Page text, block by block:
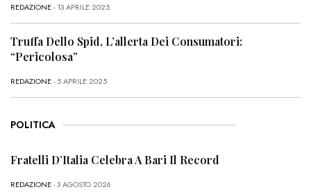
REDAZIONE- 13 APRILE 2025
Truffa Dello Spid, L’allerta Dei Consumatori:
“Pericolosa”
REDAZIONE- 5 APRILE 2025
POLITICA
Fratelli D’Italia Celebra A Bari Il Record
REDAZIONE- 3 AGOSTO 2026